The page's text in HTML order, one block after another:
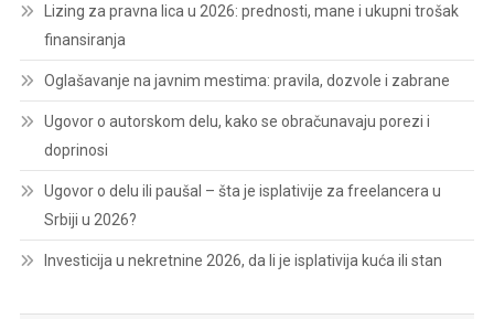
Lizing za pravna lica u 2026: prednosti, mane i ukupni trošak
finansiranja
Oglašavanje na javnim mestima: pravila, dozvole i zabrane
Ugovor o autorskom delu, kako se obračunavaju porezi i
doprinosi
Ugovor o delu ili paušal – šta je isplativije za freelancera u
Srbiji u 2026?
Investicija u nekretnine 2026, da li je isplativija kuća ili stan